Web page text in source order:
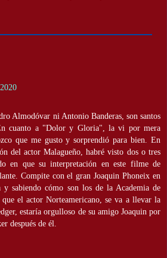
Almodóvar ni Antonio Banderas, son santos
cuanto a "Dolor y Gloria", la vi por mera
que me gusto y sorprendió para bien. En
del actor Malagueño, habré visto dos o tres
en que su interpretación en este filme de
Compite con el gran Joaquin Phoneix en
y sabiendo cómo son los de la Academia de
el actor Norteamericano, se va a llevar la
estaría orgulloso de su amigo Joaquin por
después de él.